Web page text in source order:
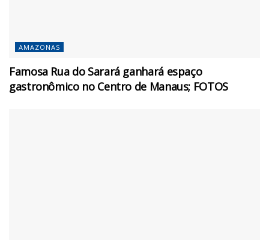
AMAZONAS
Famosa Rua do Sarará ganhará espaço
gastronômico no Centro de Manaus; FOTOS